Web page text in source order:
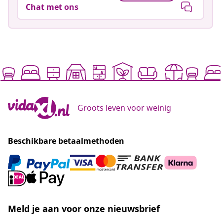
Chat met ons
Groots leven voor weinig
Beschikbare betaalmethoden
Meld je aan voor onze nieuwsbrief